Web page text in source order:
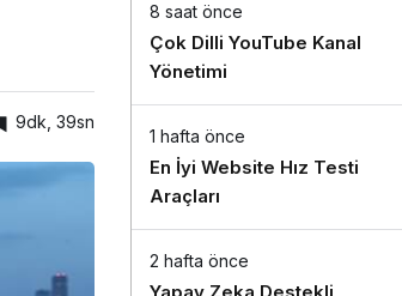
Gündüz Modu
Gündüz modunu seçin.
Gece Modu
Sistem Modu
9dk, 39sn
8 saat önce
Çok Dilli YouTube Kanal
Yönetimi
1 hafta önce
En İyi Website Hız Testi
Araçları
2 hafta önce